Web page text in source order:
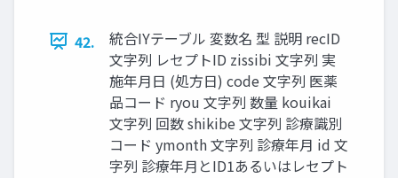
42.
統合IYテーブル 変数名 型 説明 recID
文字列 レセプトID zissibi 文字列 実
施年月日 (処方日) code 文字列 医薬
品コード ryou 文字列 数量 kouikai
文字列 回数 shikibe 文字列 診療識別
コード ymonth 文字列 診療年月 id 文
字列 診療年月とID1あるいはレセプト